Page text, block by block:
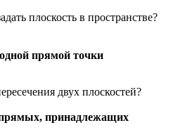
плоскость в пространстве?
прямой точки
двух плоскостей?
принадлежащих